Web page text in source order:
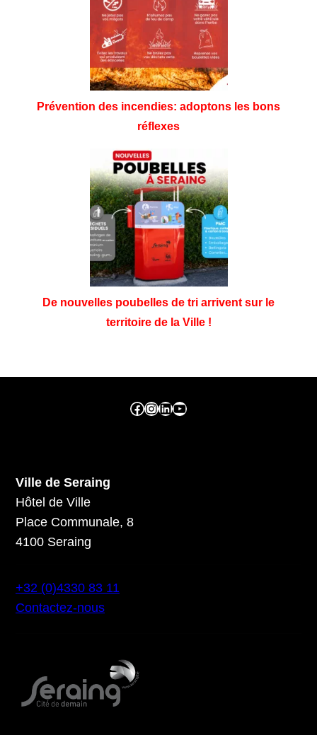
Prévention des incendies: adoptons les bons
réflexes
De nouvelles poubelles de tri arrivent sur le
territoire de la Ville !
Facebook ville de seraing Instragram ville de seraing linkedin – ville de seraing YouTube
Ville de Seraing
Hôtel de Ville
Place Communale, 8
4100 Seraing
+32 (0)4330 83 11
Contactez-nous